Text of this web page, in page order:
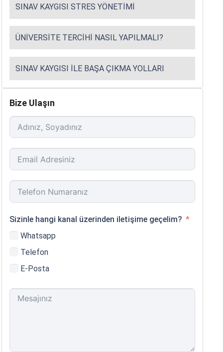
SINAV KAYGISI STRES YÖNETIMI
ÜNIVERSITE TERCIHI NASIL YAPILMALI?
SINAV KAYGISI ILE BAŞA ÇIKMA YOLLARI
Bize Ulaşın
Sizinle hangi kanal üzerinden iletişime geçelim?
Whatsapp
Telefon
E-Posta